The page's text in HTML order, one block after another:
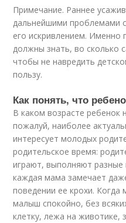
Примечание. Раннее
дальнейшими проблемами
его искривлением.
должны знать, во сколько
чтобы не навредить
пользу.
Как понять, что
В каком возрасте ребенок
пожалуй, наиболее
интересует молодых
родительское время:
играют, выполняют
каждая мама замечает
поведении ее крохи. Когда
малыш спокойно, без
клетку, лежа на животике,